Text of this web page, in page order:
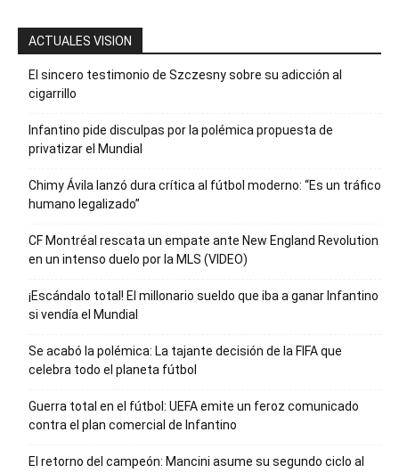
ACTUALES VISION
El sincero testimonio de Szczesny sobre su adicción al
cigarrillo
Infantino pide disculpas por la polémica propuesta de
privatizar el Mundial
Chimy Ávila lanzó dura crítica al fútbol moderno: “Es un tráfico
humano legalizado”
CF Montréal rescata un empate ante New England Revolution
en un intenso duelo por la MLS (VIDEO)
¡Escándalo total! El millonario sueldo que iba a ganar Infantino
si vendía el Mundial
Se acabó la polémica: La tajante decisión de la FIFA que
celebra todo el planeta fútbol
Guerra total en el fútbol: UEFA emite un feroz comunicado
contra el plan comercial de Infantino
El retorno del campeón: Mancini asume su segundo ciclo al